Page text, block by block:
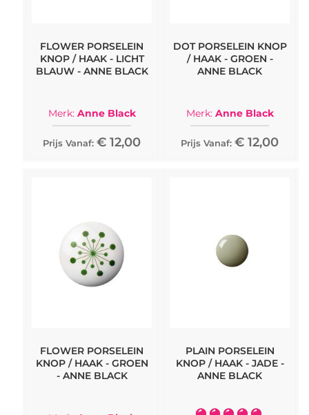
FLOWER PORSELEIN
KNOP / HAAK - LICHT
BLAUW - ANNE BLACK
Merk: Anne Black
Prijs Vanaf: € 12,00
DOT PORSELEIN KNOP
/ HAAK - GROEN -
ANNE BLACK
Merk: Anne Black
Prijs Vanaf: € 12,00
FLOWER PORSELEIN
KNOP / HAAK - GROEN
- ANNE BLACK
PLAIN PORSELEIN
KNOP / HAAK - JADE -
ANNE BLACK
Waardering: